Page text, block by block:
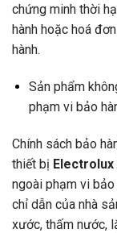
chứng minh thời
hành hoặc hoá
hành.
Sản phẩm
phạm vi bảo
Chính sách bảo
thiết bị Electrolux
ngoài phạm vi
chỉ dẫn của nhà
xước, thấm nước,